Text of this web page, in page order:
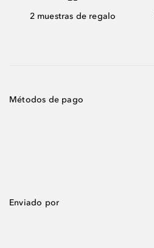
2 muestras de regalo
Métodos de pago
Enviado por